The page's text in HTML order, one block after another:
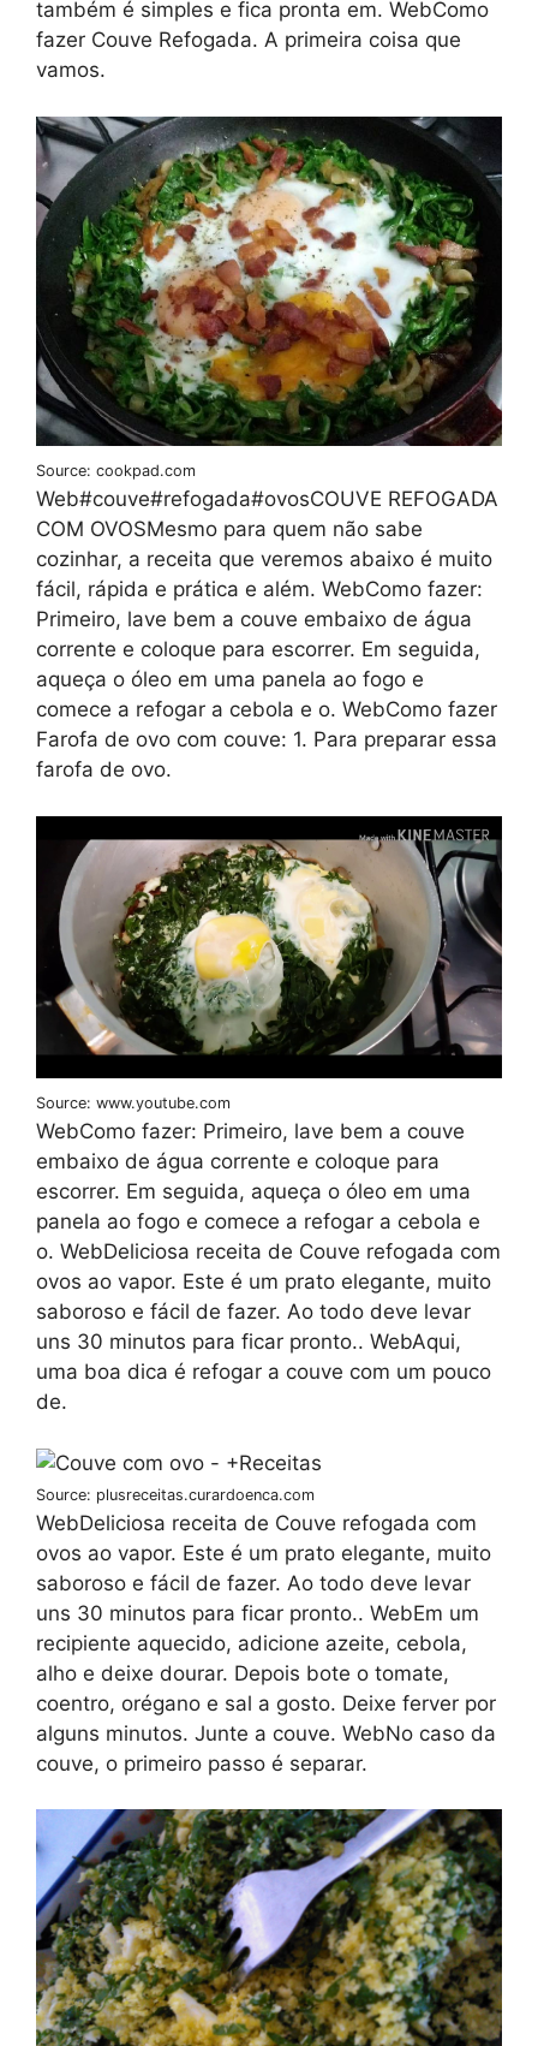
também é simples e fica pronta em. WebComo
fazer Couve Refogada. A primeira coisa que
vamos.
Source: cookpad.com
Web#couve#refogada#ovosCOUVE REFOGADA
COM OVOSMesmo para quem não sabe
cozinhar, a receita que veremos abaixo é muito
fácil, rápida e prática e além. WebComo fazer:
Primeiro, lave bem a couve embaixo de água
corrente e coloque para escorrer. Em seguida,
aqueça o óleo em uma panela ao fogo e
comece a refogar a cebola e o. WebComo fazer
Farofa de ovo com couve: 1. Para preparar essa
farofa de ovo.
Source: www.youtube.com
WebComo fazer: Primeiro, lave bem a couve
embaixo de água corrente e coloque para
escorrer. Em seguida, aqueça o óleo em uma
panela ao fogo e comece a refogar a cebola e
o. WebDeliciosa receita de Couve refogada com
ovos ao vapor. Este é um prato elegante, muito
saboroso e fácil de fazer. Ao todo deve levar
uns 30 minutos para ficar pronto.. WebAqui,
uma boa dica é refogar a couve com um pouco
de.
Source: plusreceitas.curardoenca.com
WebDeliciosa receita de Couve refogada com
ovos ao vapor. Este é um prato elegante, muito
saboroso e fácil de fazer. Ao todo deve levar
uns 30 minutos para ficar pronto.. WebEm um
recipiente aquecido, adicione azeite, cebola,
alho e deixe dourar. Depois bote o tomate,
coentro, orégano e sal a gosto. Deixe ferver por
alguns minutos. Junte a couve. WebNo caso da
couve, o primeiro passo é separar.